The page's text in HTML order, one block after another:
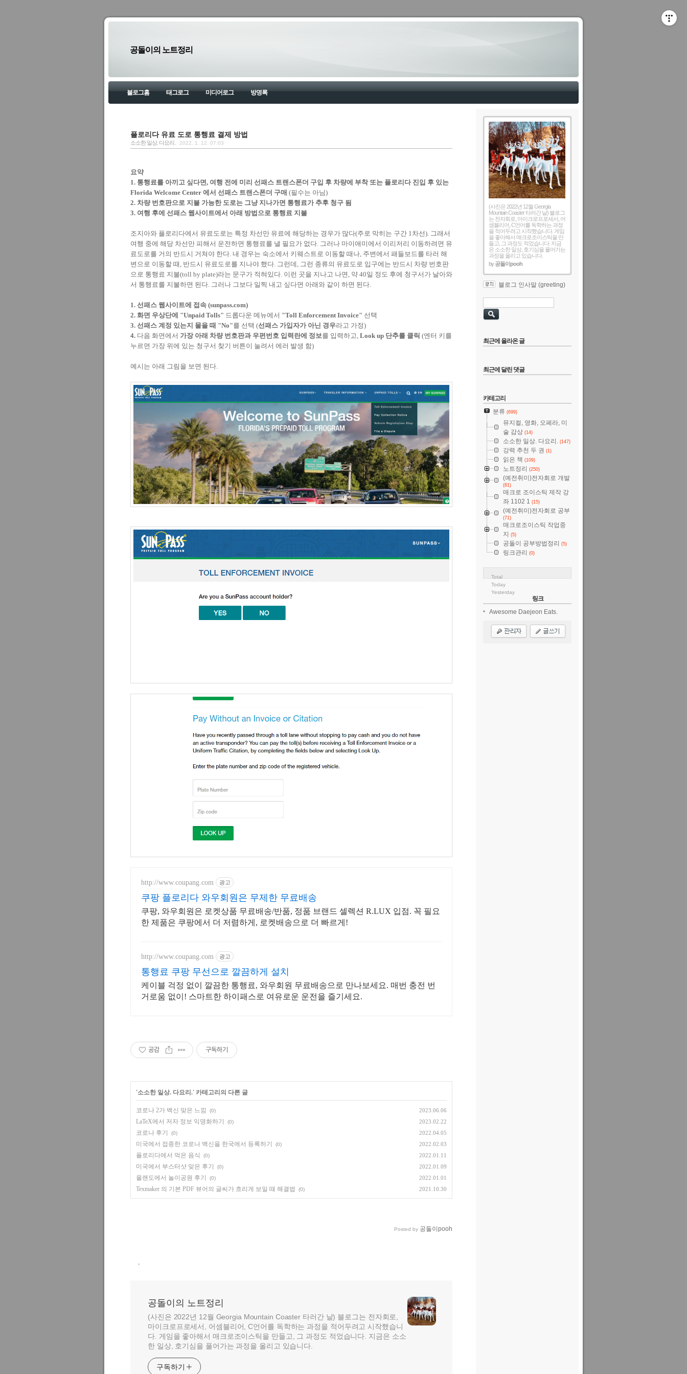
공돌이의 노트정리
블로그홈 태그로그 미디어로그 방명록
플로리다 유료 도로 통행료 결제 방법
소소한 일상. 다요리. 2022. 1. 12. 07:03
요약
1. 통행료를 아끼고 싶다면, 여행 전에 미리 선패스 트랜스폰더 구입 후 차량에 부착 또는 플로리다 진입 후 있는
Florida Welcome Center 에서 선패스 트랜스폰더 구매 (필수는 아님)
2. 차량 번호판으로 지불 가능한 도로는 그냥 지나가면 통행료가 추후 청구 됨
3. 여행 후에 선패스 웹사이트에서 아래 방법으로 통행료 지불
조지아와 플로리다에서 유료도로는 특정 차선만 유료에 해당하는 경우가 많다(주로 막히는 구간 1차선). 그래서
여행 중에 해당 차선만 피해서 운전하면 통행료를 낼 필요가 없다. 그러나 마이애미에서 이리저리 이동하려면 유
료도로를 거의 반드시 거쳐야 한다. 내 경우는 숙소에서 키웨스트로 이동할 때나, 주변에서 패들보드를 타러 해
변으로 이동할 때, 반드시 유료도로를 지나야 했다. 그런데, 그런 종류의 유료도로 입구에는 반드시 차량 번호판
으로 통행료 지불(toll by plate)라는 문구가 적혀있다. 이런 곳을 지나고 나면, 약 40일 정도 후에 청구서가 날아와
서 통행료를 지불하면 된다. 그러나 그보다 일찍 내고 싶다면 아래와 같이 하면 된다.
1. 선패스 웹사이트에 접속 (sunpass.com)
2. 화면 우상단에 "Unpaid Tolls" 드롭다운 메뉴에서 "Toll Enforcement Invoice" 선택
3. 선패스 계정 있는지 물을 때 "No"를 선택 (선패스 가입자가 아닌 경우라고 가정)
4. 다음 화면에서 가장 아래 차량 번호판과 우편번호 입력란에 정보를 입력하고, Look up 단추를 클릭 (엔터 키를
누르면 가장 위에 있는 청구서 찾기 버튼이 눌려서 에러 발생 함)
예시는 아래 그림을 보면 된다.
http://www.coupang.com 광고
쿠팡 플로리다 와우회원은 무제한 무료배송
쿠팡, 와우회원은 로켓상품 무료배송/반품, 정품 브랜드 셀렉션 R.LUX 입점. 꼭 필요
한 제품은 쿠팡에서 더 저렴하게, 로켓배송으로 더 빠르게!
http://www.coupang.com 광고
통행료 쿠팡 무선으로 깔끔하게 설치
케이블 걱정 없이 깔끔한 통행료, 와우회원 무료배송으로 만나보세요. 매번 충전 번
거로움 없이! 스마트한 하이패스로 여유로운 운전을 즐기세요.
공감 구독하기
'소소한 일상. 다요리.' 카테고리의 다른 글
코로나 2가 백신 맞은 느낌 (0) 2023.06.06
LaTeX에서 저자 정보 익명화하기 (0) 2023.02.22
코로나 후기 (0) 2022.04.05
미국에서 접종한 코로나 백신을 한국에서 등록하기 (0) 2022.02.03
플로리다에서 먹은 음식 (0) 2022.01.11
미국에서 부스터샷 맞은 후기 (0) 2022.01.09
올랜도에서 놀이공원 후기 (0) 2022.01.01
Texmaker 의 기본 PDF 뷰어의 글씨가 흐리게 보일 때 해결법 (0) 2021.10.30
Posted by 공돌이pooh
,
공돌이의 노트정리
(사진은 2022년 12월 Georgia Mountain Coaster 타러간 날) 블로그는 전자회로,
마이크로프로세서, 어셈블리어, C언어를 독학하는 과정을 적어두려고 시작했습니
다. 게임을 좋아해서 매크로조이스틱을 만들고, 그 과정도 적었습니다. 지금은 소소
한 일상, 호기심을 풀어가는 과정을 올리고 있습니다.
구독하기
(사진은 2022년 12월 Georgia
Mountain Coaster 타러간 날) 블로그
는 전자회로, 마이크로프로세서, 어
셈블리어, C언어를 독학하는 과정
을 적어두려고 시작했습니다. 게임
을 좋아해서 매크로조이스틱을 만
들고, 그 과정도 적었습니다. 지금
은 소소한 일상, 호기심을 풀어가는
과정을 올리고 있습니다.
by공돌이pooh
블로그 인사말 (greeting)
최근에 올라온 글
최근에 달린 댓글
카테고리
분류 (699)
뮤지컬, 영화, 오페라, 미
술 감상 (14)
소소한 일상. 다요리. (147)
강력 추천 두 권 (1)
읽은 책 (109)
노트정리 (250)
(예전취미)전자회로 개발
(81)
매크로 조이스틱 제작 강
좌 1102 1 (15)
(예전취미)전자회로 공부
(71)
매크로조이스틱 작업중
지
(5)
공돌이 공부방법정리 (5)
링크관리 (0)
Total
Today
Yesterday
링크
Awesome Daejeon Eats.